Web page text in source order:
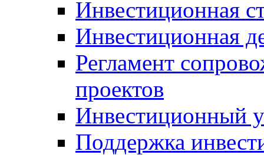
Инвестиционная
Инвестиционная
Регламент
проектов
Инвестиционный
Поддержка